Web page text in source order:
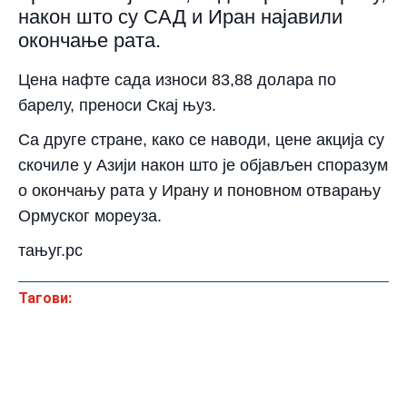
након што су САД и Иран најавили
окончање рата.
Цена нафте сада износи 83,88 долара по
барелу, преноси Скај њуз.
Са друге стране, како се наводи, цене акција су
скочиле у Азији након што је објављен споразум
о окончању рата у Ирану и поновном отварању
Ормуског мореуза.
тањуг.рс
Тагови: